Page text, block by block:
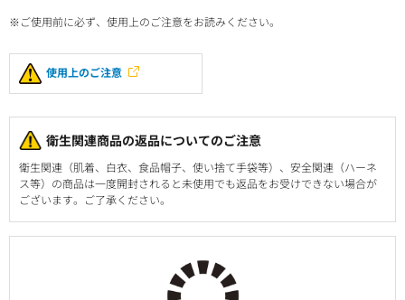
※ご使用前に必ず、使用上のご注意をお読みください。
使用上のご注意
衛生関連商品の返品についてのご注意
衛生関連（肌着、白衣、食品帽子、使い捨て手袋等）、安全関連（ハーネ
ス等）の商品は一度開封されると未使用でも返品をお受けできない場合が
ございます。ご了承ください。